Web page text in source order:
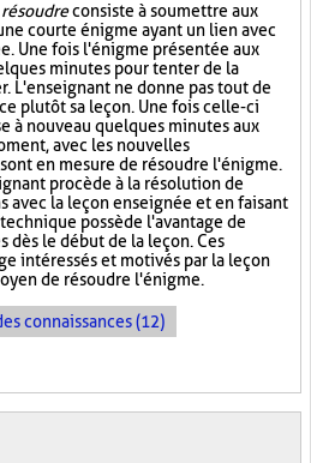
consiste à soumettre aux
courte énigme ayant un lien avec
Une fois l'énigme présentée aux
minutes pour tenter de la
L'enseignant ne donne pas tout de
plutôt sa leçon. Une fois celle-ci
à nouveau quelques minutes aux
avec les nouvelles
en mesure de résoudre l'énigme.
procède à la résolution de
avec la leçon enseignée et en faisant
possède l'avantage de
dès le début de la leçon. Ces
intéressés et motivés par la leçon
de résoudre l'énigme.
connaissances (12)